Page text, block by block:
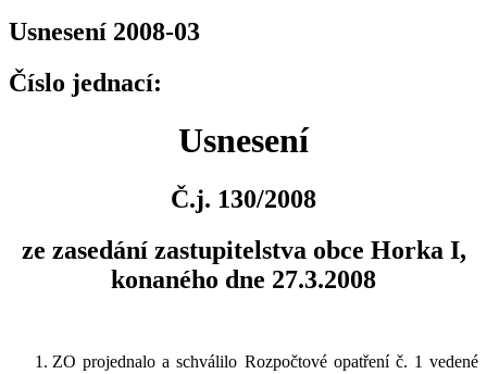
Usnesení 2008-03
Číslo jednací:
Usnesení
Č.j. 130/2008
ze zasedání zastupitelstva obce Horka I,
konaného dne 27.3.2008
ZO projednalo a schválilo Rozpočtové opatření č. 1 vedené